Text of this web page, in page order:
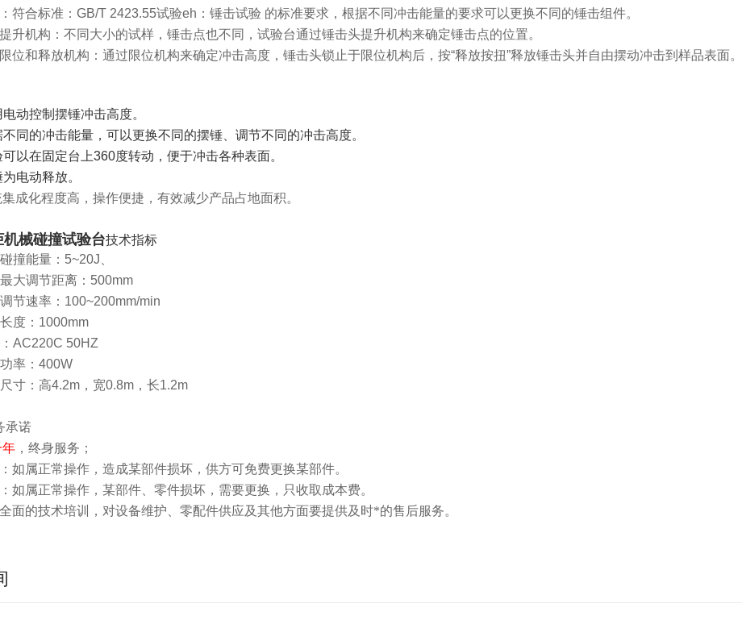
符合标准：GB/T 2423.55试验eh：锤击试验 的标准要求，根据不同冲击能量的要求可以更换不同的锤击组件。
升机构：不同大小的试样，锤击点也不同，试验台通过锤击头提升机构来确定锤击点的位置。
位和释放机构：通过限位机构来确定冲击高度，锤击头锁止于限位机构后，按“释放按扭”释放锤击头并自由摆动冲击到样品表面。
电动控制摆锤冲击高度。
不同的冲击能量，可以更换不同的摆锤、调节不同的冲击高度。
可以在固定台上360度转动，便于冲击各种表面。
电动释放。
集成化程度高，操作便捷，有效减少产品占地面积。
械碰撞试验台技术指标
撞能量：5~20J、
大调节距离：500mm
节速率：100~200mm/min
度：1000mm
AC220C 50HZ
率：400W
寸：高4.2m，宽0.8m，长1.2m
承诺
年 ，终身服务；
如属正常操作，造成某部件损坏，供方可免费更换某部件。
如属正常操作，某部件、零件损坏，需要更换，只收取成本费。
面的技术培训，对设备维护、零配件供应及其他方面要提供及时*的售后服务。